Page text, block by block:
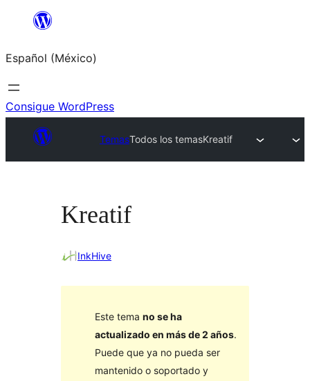
Saltar
contenido
Español (México)
Consigue WordPress
TemasTodos los temasKreatif
Kreatif
InkHive
Este tema no se ha
actualizado en más de 2 años.
Puede que ya no pueda ser
mantenido o soportado y